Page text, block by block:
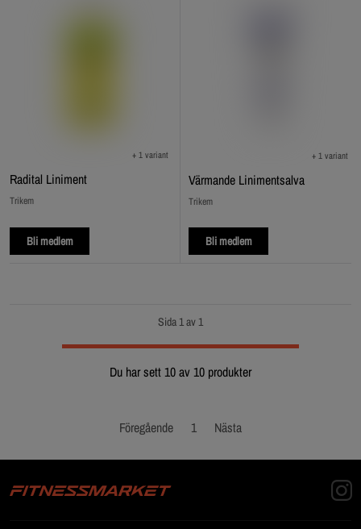
Radital Liniment
+ 1 variant
Trikem
Bli medlem
Värmande Linimentsalva
+ 1 variant
Trikem
Bli medlem
Sida 1 av 1
Du har sett 10 av 10 produkter
Föregående 1 Nästa